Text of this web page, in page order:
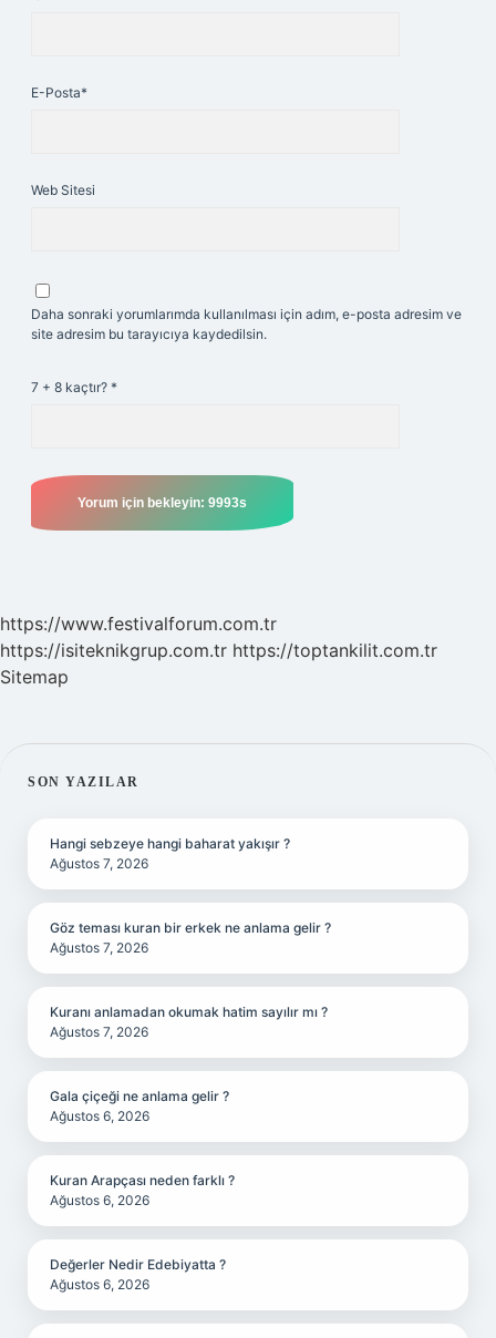
E-Posta*
Web Sitesi
Daha sonraki yorumlarımda kullanılması için adım, e-posta adresim ve
site adresim bu tarayıcıya kaydedilsin.
7 + 8 kaçtır? *
https://www.festivalforum.com.tr
https://isiteknikgrup.com.tr https://toptankilit.com.tr
Sitemap
SIDEBAR
SON YAZILAR
Hangi sebzeye hangi baharat yakışır ?
Ağustos 7, 2026
Göz teması kuran bir erkek ne anlama gelir ?
Ağustos 7, 2026
Kuranı anlamadan okumak hatim sayılır mı ?
Ağustos 7, 2026
Gala çiçeği ne anlama gelir ?
Ağustos 6, 2026
Kuran Arapçası neden farklı ?
Ağustos 6, 2026
Değerler Nedir Edebiyatta ?
Ağustos 6, 2026